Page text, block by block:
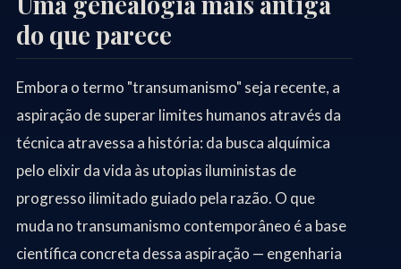
do que parece
Embora o termo "transumanismo" seja recente, a
aspiração de superar limites humanos através da
técnica atravessa a história: da busca alquímica
pelo elixir da vida às utopias iluministas de
progresso ilimitado guiado pela razão. O que
muda no transumanismo contemporâneo é a base
científica concreta dessa aspiração — engenharia